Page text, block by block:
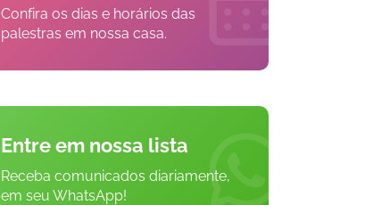
Confira os dias e horários das
palestras em nossa casa.
Entre em nossa lista
Receba comunicados diariamente,
em seu WhatsApp!